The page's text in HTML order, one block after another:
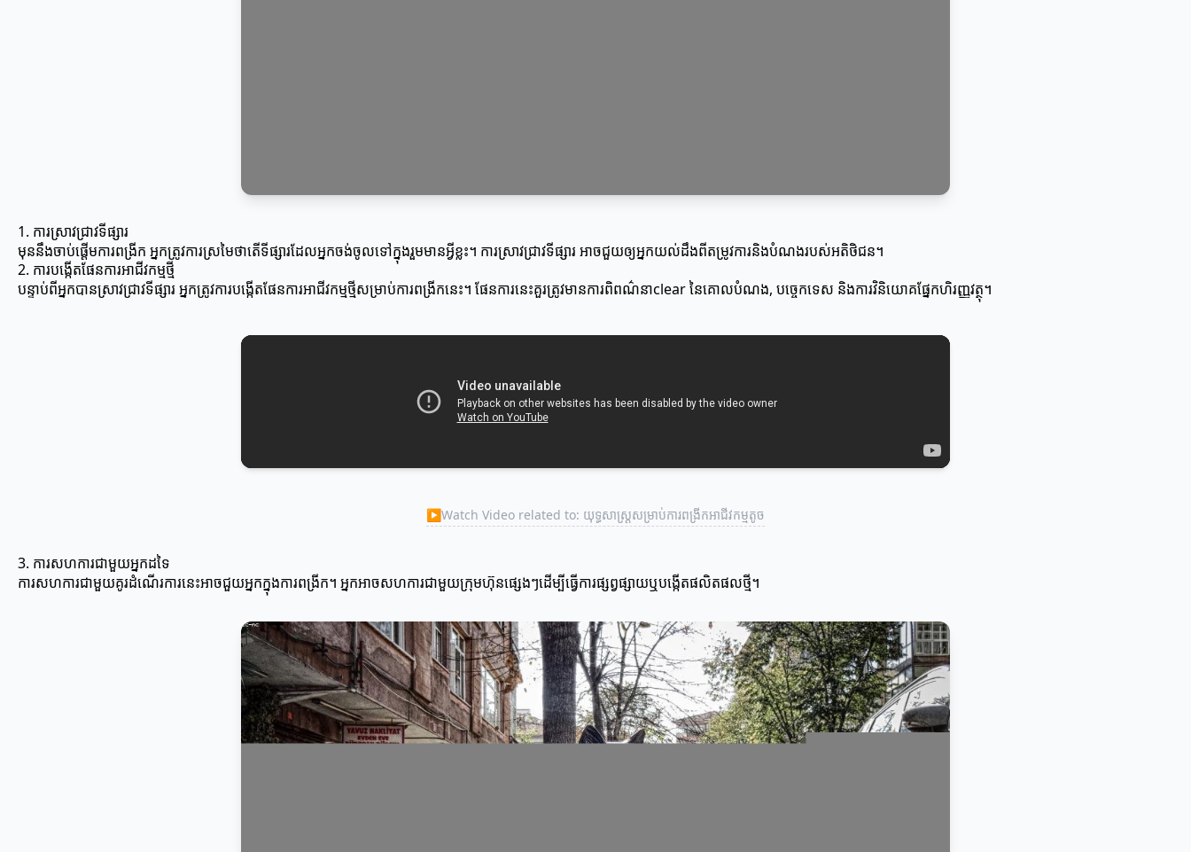
1. ការស្រាវជ្រាវទីផ្សារ
មុននឹងចាប់ផ្តើមការពង្រីក អ្នកត្រូវការស្រមៃថាតើទីផ្សារដែលអ្នកចង់ចូលទៅក្នុងរួមមានអ្វីខ្លះ។ ការស្រាវជ្រាវទីផ្សារ អាចជួយឲ្យអ្នកយល់ដឹងពីតម្រូវការនិងបំណងរបស់អតិថិជន។
2. ការបង្កើតផែនការអាជីវកម្មថ្មី
បន្ទាប់ពីអ្នកបានស្រាវជ្រាវទីផ្សារ អ្នកត្រូវការបង្កើតផែនការអាជីវកម្មថ្មីសម្រាប់ការពង្រីកនេះ។ ផែនការនេះគួរត្រូវមានការពិពណ៌នាclear នៃគោលបំណង, បច្ចេកទេស និងការវិនិយោគផ្នែកហិរញ្ញវត្ថុ។
▶Watch Video related to: យុទ្ធសាស្ត្រសម្រាប់ការពង្រីកអាជីវកម្មតូច
3. ការសហការជាមួយអ្នកដទៃ
ការសហការជាមួយគូរដំណើរការនេះអាចជួយអ្នកក្នុងការពង្រីក។ អ្នកអាចសហការជាមួយក្រុមហ៊ុនផ្សេងៗដើម្បីធ្វើការផ្សព្វផ្សាយឬបង្កើតផលិតផលថ្មី។